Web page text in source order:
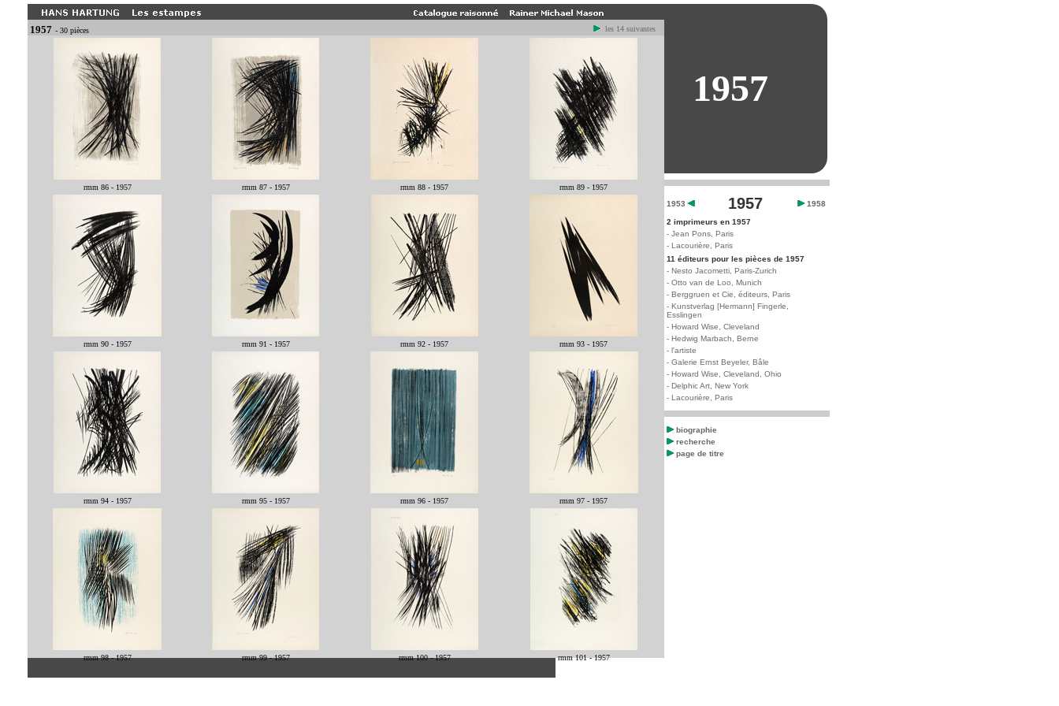
1957
rmm 86 - 1957 rmm 87 - 1957 rmm 88 - 1957 rmm 89 - 1957
rmm 90 - 1957 rmm 91 - 1957 rmm 92 - 1957 rmm 93 - 1957
rmm 94 - 1957 rmm 95 - 1957 rmm 96 - 1957 rmm 97 - 1957
rmm 98 - 1957 rmm 99 - 1957 rmm 100 - 1957 rmm 101 - 1957
1957 - 30 pièces les 14 suivantes
1953 1957 1958
2 imprimeurs en 1957
- Jean Pons, Paris
- Lacourière, Paris
11 éditeurs pour les pièces de 1957
- Nesto Jacometti, Paris-Zurich
- Otto van de Loo, Munich
- Berggruen et Cie, éditeurs, Paris
- Kunstverlag [Hermann] Fingerle,
Esslingen
- Howard Wise, Cleveland
- Hedwig Marbach, Berne
- l'artiste
- Galerie Ernst Beyeler, Bâle
- Howard Wise, Cleveland, Ohio
- Delphic Art, New York
- Lacourière, Paris
biographie
recherche
page de titre